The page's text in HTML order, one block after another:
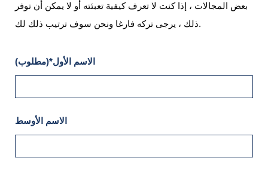
بعض المجالات ، إذا كنت لا تعرف كيفية تعبئته أو لا يمكن أن توفر
ذلك ، يرجى تركه فارغا ونحن سوف ترتيب ذلك لك.
الاسم الأول*(مطلوب)
الاسم الأوسط